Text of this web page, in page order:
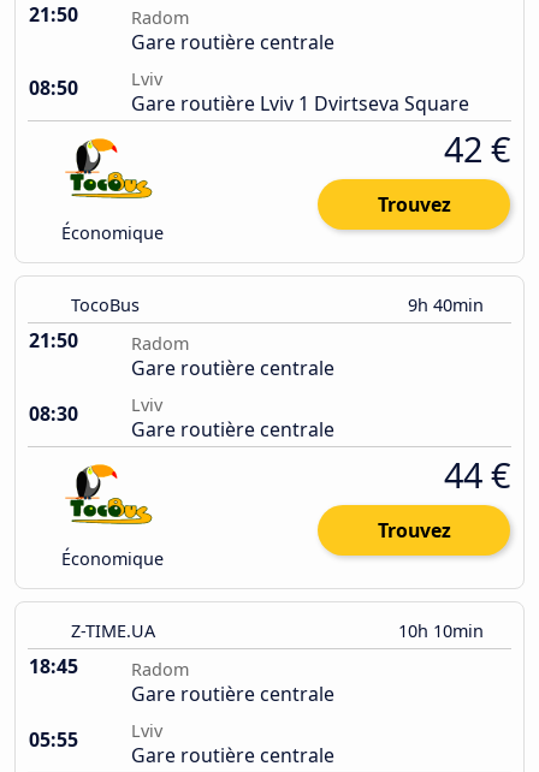
21:50 Radom
Gare routière centrale
08:50
Lviv
Gare routière Lviv 1 Dvirtseva Square
Économique
42 €
Trouvez
TocoBus 9h 40min
21:50 Radom
Gare routière centrale
08:30
Lviv
Gare routière centrale
Économique
44 €
Trouvez
Z-TIME.UA 10h 10min
18:45 Radom
Gare routière centrale
05:55
Lviv
Gare routière centrale